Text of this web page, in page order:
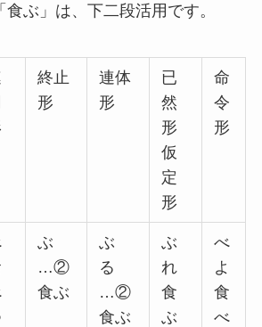
ぶ」は、下二段活用です。
終止
形
連体
形
已
然
形
仮
定
形
命
令
形
ぶ
…②
食ぶ
ぶ
る
…②
食ぶ
ぶ
れ
食
ぶ
べ
よ
食
べ